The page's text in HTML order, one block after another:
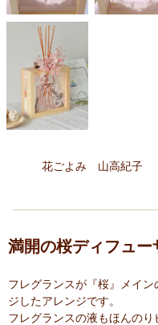
花ごよみ 山高紀子
満開の桜ディフュー
フレグランスが『桜』メイ
ジしたアレンジです。
フレグランスの液もほんのり